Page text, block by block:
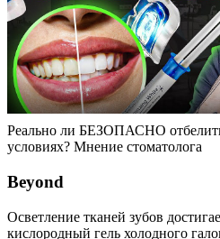
Реально ли БЕЗОПАСНО
условиях? Мнение стоматолога
Beyond
Осветление тканей зубов
кислородный гель холодного